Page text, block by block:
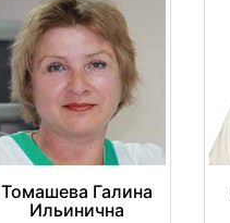
Томашева Галина
Ильинична